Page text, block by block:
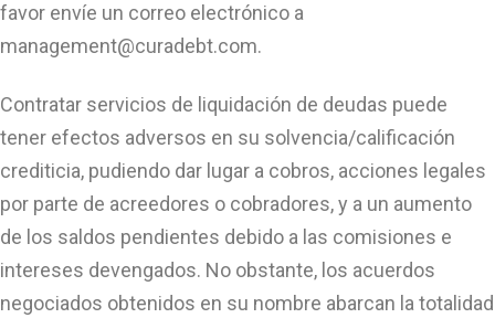
favor envíe un correo electrónico a
management@curadebt.com.
Contratar servicios de liquidación de deudas puede
tener efectos adversos en su solvencia/calificación
crediticia, pudiendo dar lugar a cobros, acciones legales
por parte de acreedores o cobradores, y a un aumento
de los saldos pendientes debido a las comisiones e
intereses devengados. No obstante, los acuerdos
negociados obtenidos en su nombre abarcan la totalidad